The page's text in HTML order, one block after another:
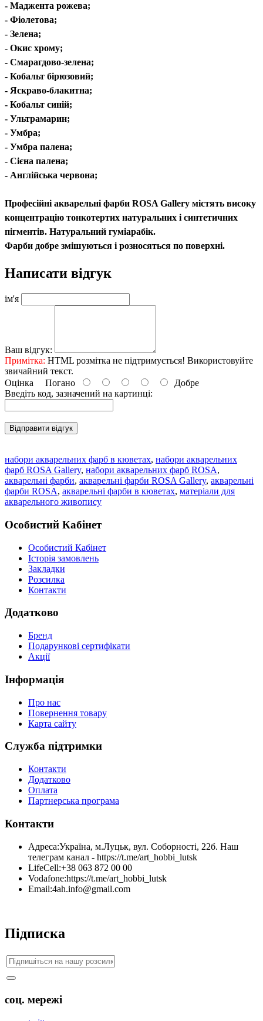
- Маджента рожева;
- Фіолетова;
- Зелена;
- Окис хрому;
- Смарагдово-зелена;
- Кобальт бірюзовий;
- Яскраво-блакитна;
- Кобальт синій;
- Ультрамарин;
- Умбра;
- Умбра палена;
- Сієна палена;
- Англійська червона;
Професійні акварельні фарби ROSA Gallery містять високу
концентрацію тонкотертих натуральних і синтетичних
пігментів. Натуральний гуміарабік.
Фарби добре змішуються і розносяться по поверхні.
Написати відгук
ім'я
Ваш відгук:
Примітка: HTML розмітка не підтримується! Використовуйте
звичайний текст.
Оцінка Погано
Добре
Введіть код, зазначений на картинці:
Відправити відгук
набори акварельних фарб в кюветах, набори акварельних
фарб ROSA Gallery, набори акварельних фарб ROSA,
акварельні фарби, акварельні фарби ROSA Gallery, акварельні
фарби ROSA, акварельні фарби в кюветах, матеріали для
акварельного живопису
Особистий Кабінет
Особистий Кабінет
Історія замовлень
Закладки
Розсилка
Контакти
Додатково
Бренд
Подарункові сертифікати
Акції
Інформація
Про нас
Повернення товару
Карта сайту
Служба підтримки
Контакти
Додатково
Оплата
Партнерська програма
Контакти
Адреса:Україна, м.Луцьк, вул. Соборності, 22б. Наш
телеграм канал - https://t.me/art_hobbi_lutsk
LifeCell:+38 063 872 00 00
Vodafone:https://t.me/art_hobbi_lutsk
Email:4ah.info@gmail.com
Підписка
соц. мережі